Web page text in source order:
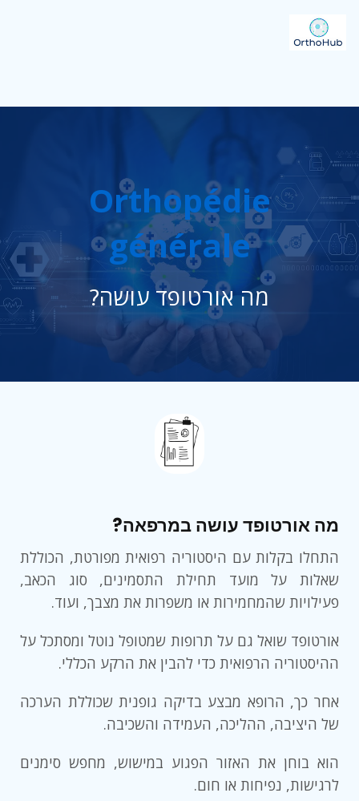
Orthopédie
générale
מה אורטופד עושה?
מה אורטופד עושה במרפאה?
התחלו בקלות עם היסטוריה רפואית מפורטת, הכוללת
שאלות על מועד תחילת התסמינים, סוג הכאב,
פעילויות שהמחמירות או משפרות את מצבך, ועוד.
אורטופד שואל גם על תרופות שמטופל נוטל ומסתכל על
ההיסטוריה הרפואית כדי להבין את הרקע הכללי.
אחר כך, הרופא מבצע בדיקה גופנית שכוללת הערכה
של היציבה, ההליכה, העמידה והשכיבה.
הוא בוחן את האזור הפגוע במישוש, מחפש סימנים
לרגישות, נפיחות או חום.